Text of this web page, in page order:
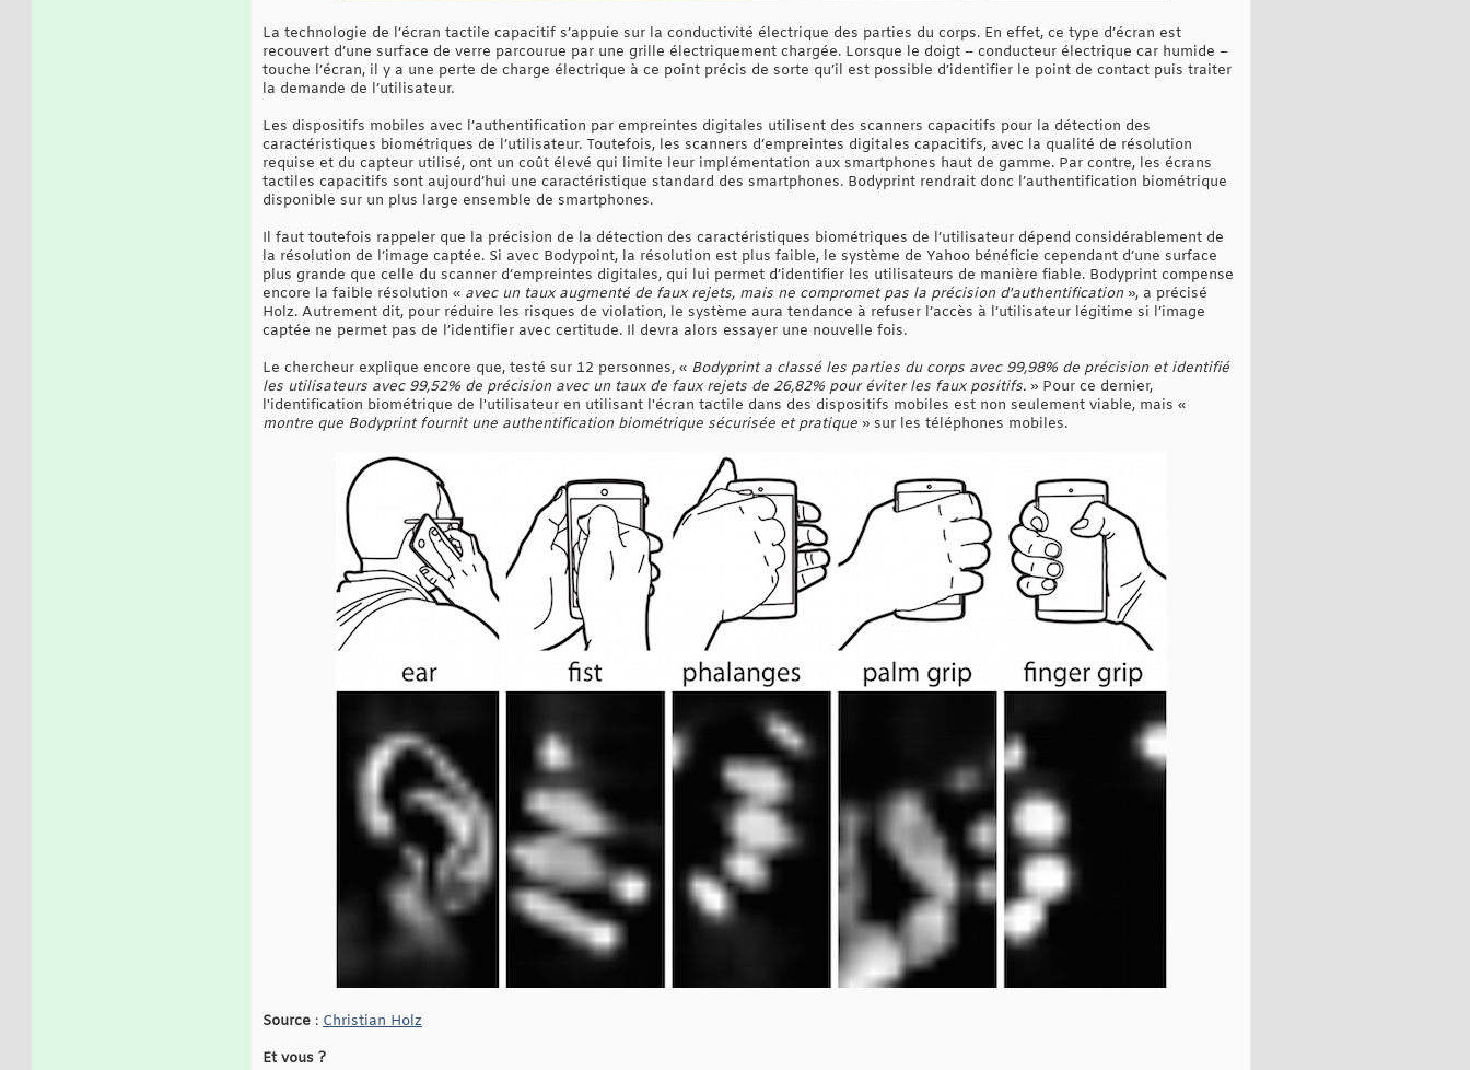
La technologie de l’écran tactile capacitif s’appuie sur la conductivité électrique des parties du corps. En effet, ce type d’écran est
recouvert d’une surface de verre parcourue par une grille électriquement chargée. Lorsque le doigt – conducteur électrique car humide –
touche l’écran, il y a une perte de charge électrique à ce point précis de sorte qu’il est possible d’identifier le point de contact puis traiter
la demande de l’utilisateur.
Les dispositifs mobiles avec l’authentification par empreintes digitales utilisent des scanners capacitifs pour la détection des
caractéristiques biométriques de l’utilisateur. Toutefois, les scanners d’empreintes digitales capacitifs, avec la qualité de résolution
requise et du capteur utilisé, ont un coût élevé qui limite leur implémentation aux smartphones haut de gamme. Par contre, les écrans
tactiles capacitifs sont aujourd’hui une caractéristique standard des smartphones. Bodyprint rendrait donc l’authentification biométrique
disponible sur un plus large ensemble de smartphones.
Il faut toutefois rappeler que la précision de la détection des caractéristiques biométriques de l’utilisateur dépend considérablement de
la résolution de l’image captée. Si avec Bodypoint, la résolution est plus faible, le système de Yahoo bénéficie cependant d’une surface
plus grande que celle du scanner d’empreintes digitales, qui lui permet d’identifier les utilisateurs de manière fiable. Bodyprint compense
encore la faible résolution « avec un taux augmenté de faux rejets, mais ne compromet pas la précision d'authentification », a précisé
Holz. Autrement dit, pour réduire les risques de violation, le système aura tendance à refuser l’accès à l’utilisateur légitime si l’image
captée ne permet pas de l’identifier avec certitude. Il devra alors essayer une nouvelle fois.
Le chercheur explique encore que, testé sur 12 personnes, « Bodyprint a classé les parties du corps avec 99,98% de précision et identifié
les utilisateurs avec 99,52% de précision avec un taux de faux rejets de 26,82% pour éviter les faux positifs. » Pour ce dernier,
l'identification biométrique de l'utilisateur en utilisant l'écran tactile dans des dispositifs mobiles est non seulement viable, mais «
montre que Bodyprint fournit une authentification biométrique sécurisée et pratique » sur les téléphones mobiles.
Source : Christian Holz
Et vous ?